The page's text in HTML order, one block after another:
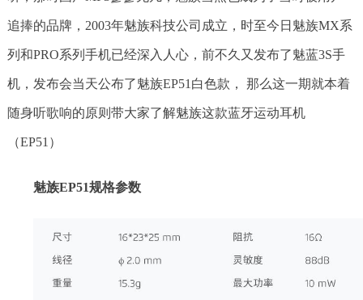
追捧的品牌，2003年魅族科技公司成立，时至今日魅族MX系
列和PRO系列手机已经深入人心，前不久又发布了魅蓝3S手
机，发布会当天公布了魅族EP51白色款， 那么这一期就本着
随身听歌响的原则带大家了解魅族这款蓝牙运动耳机
（EP51）
魅族EP51规格参数